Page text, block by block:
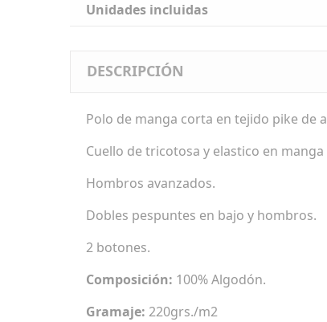
Unidades incluidas
DESCRIPCIÓN
Polo de manga corta en tejido pike de
Cuello de tricotosa y elastico en
Hombros avanzados.
Dobles pespuntes en bajo y hombros.
2 botones.
Composición: 100% Algodón.
Gramaje: 220grs./m2